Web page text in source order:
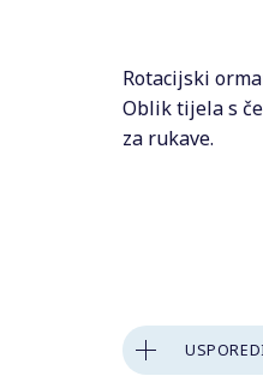
Rotacijski
Oblik tijela s
za rukave.